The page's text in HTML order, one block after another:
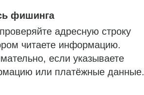
фишинга
адресную строку
читаете информацию.
если указываете
или платёжные данные.